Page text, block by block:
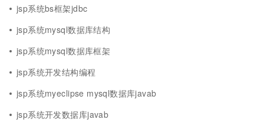
jsp系统bs框架jdbc
jsp系统mysql数据库结构
jsp系统mysql数据库框架
jsp系统开发结构编程
jsp系统myeclipse mysql数据库javab
jsp系统开发数据库javab